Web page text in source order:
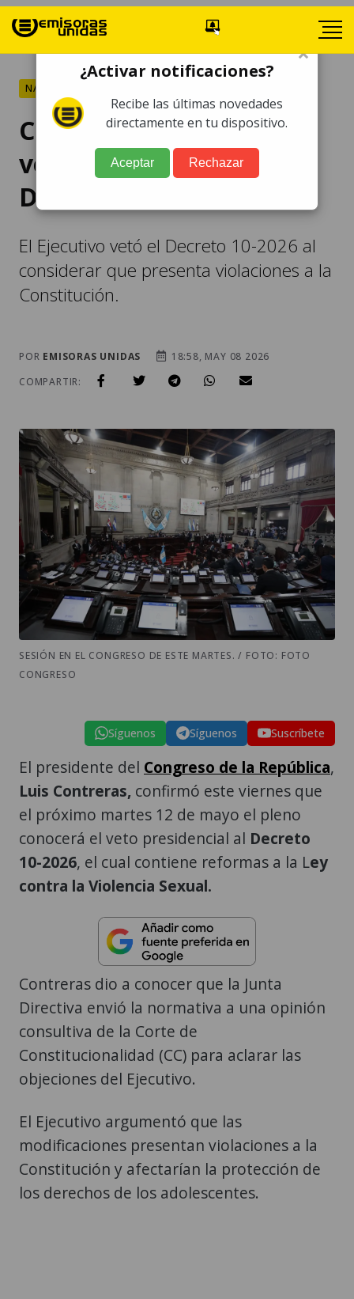
NACIONALES
Congreso conocerá el
veto presidencial al
Decreto 10-2026
El Ejecutivo vetó el Decreto 10-2026 al
considerar que presenta violaciones a la
Constitución.
POR EMISORAS UNIDAS
18:58, MAY 08 2026
COMPARTIR:
SESIÓN EN EL CONGRESO DE ESTE MARTES. / FOTO: FOTO
CONGRESO
Síguenos Síguenos Suscríbete
El presidente del Congreso de la República,
Luis Contreras, confirmó este viernes que
el próximo martes 12 de mayo el pleno
conocerá el veto presidencial al Decreto
10-2026, el cual contiene reformas a la Ley
contra la Violencia Sexual.
Contreras dio a conocer que la Junta
Directiva envió la normativa a una opinión
consultiva de la Corte de
Constitucionalidad (CC) para aclarar las
objeciones del Ejecutivo.
El Ejecutivo argumentó que las
modificaciones presentan violaciones a la
Constitución y afectarían la protección de
los derechos de los adolescentes.
×
¿Activar notificaciones?
Recibe las últimas novedades
directamente en tu dispositivo.
Aceptar Rechazar